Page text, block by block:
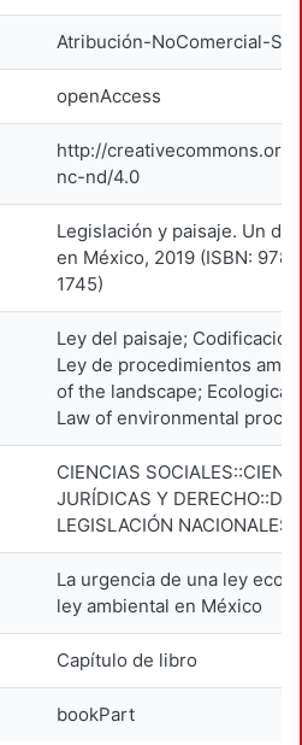
Atribución-NoComercial-
openAccess
http://
nc-nd/4.0
Legislación y paisaje. Un
en México, 2019 (ISBN:
1745)
Ley del paisaje;
Ley de procedimientos
of the landscape; Ecological
Law of environmental
CIENCIAS
JURÍDICAS Y
LEGISLACIÓN NACIONALES
La urgencia de una ley
ley ambiental en México
Capítulo de libro
bookPart